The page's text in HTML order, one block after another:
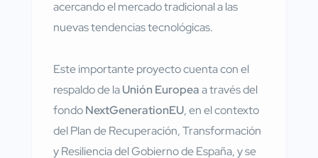
acercando el mercado tradicional a las
nuevas tendencias tecnológicas.
Este importante proyecto cuenta con el
respaldo de laUnión Europeaa través del
fondoNextGenerationEU, en el contexto
del Plan de Recuperación, Transformación
y Resiliencia del Gobierno de España, y se